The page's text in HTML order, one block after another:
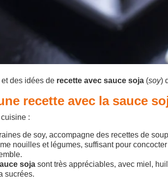
des idées de recette avec sauce soja (soy)
recette avec la sauce
:
de soy, accompagne des recettes de
nouilles et légumes, suffisant pour
soja sont très appréciables, avec miel,
sucrées.